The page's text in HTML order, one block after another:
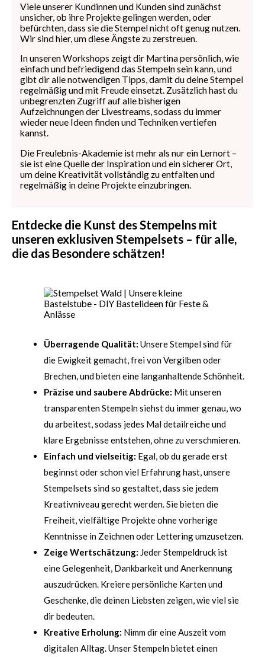
Viele unserer Kundinnen und Kunden sind zunächst
unsicher, ob ihre Projekte gelingen werden, oder
befürchten, dass sie die Stempel nicht oft genug nutzen.
Wir sind hier, um diese Ängste zu zerstreuen.
In unseren Workshops zeigt dir Martina persönlich, wie
einfach und befriedigend das Stempeln sein kann, und
gibt dir alle notwendigen Tipps, damit du deine Stempel
regelmäßig und mit Freude einsetzt. Zusätzlich hast du
unbegrenzten Zugriff auf alle bisherigen
Aufzeichnungen der Livestreams, sodass du immer
wieder neue Ideen finden und Techniken vertiefen
kannst.
Die Freulebnis-Akademie ist mehr als nur ein Lernort –
sie ist eine Quelle der Inspiration und ein sicherer Ort,
um deine Kreativität vollständig zu entfalten und
regelmäßig in deine Projekte einzubringen.
Entdecke die Kunst des Stempelns mit
unseren exklusiven Stempelsets – für alle,
die das Besondere schätzen!
Überragende Qualität: Unsere Stempel sind für
die Ewigkeit gemacht, frei von Vergilben oder
Brechen, und bieten eine langanhaltende Schönheit.
Präzise und saubere Abdrücke: Mit unseren
transparenten Stempeln siehst du immer genau, wo
du arbeitest, sodass jedes Mal detailreiche und
klare Ergebnisse entstehen, ohne zu verschmieren.
Einfach und vielseitig: Egal, ob du gerade erst
beginnst oder schon viel Erfahrung hast, unsere
Stempelsets sind so gestaltet, dass sie jedem
Kreativniveau gerecht werden. Sie bieten die
Freiheit, vielfältige Projekte ohne vorherige
Kenntnisse in Zeichnen oder Lettering umzusetzen.
Zeige Wertschätzung: Jeder Stempeldruck ist
eine Gelegenheit, Dankbarkeit und Anerkennung
auszudrücken. Kreiere persönliche Karten und
Geschenke, die deinen Liebsten zeigen, wie viel sie
dir bedeuten.
Kreative Erholung: Nimm dir eine Auszeit vom
digitalen Alltag. Unser Stempeln bietet einen